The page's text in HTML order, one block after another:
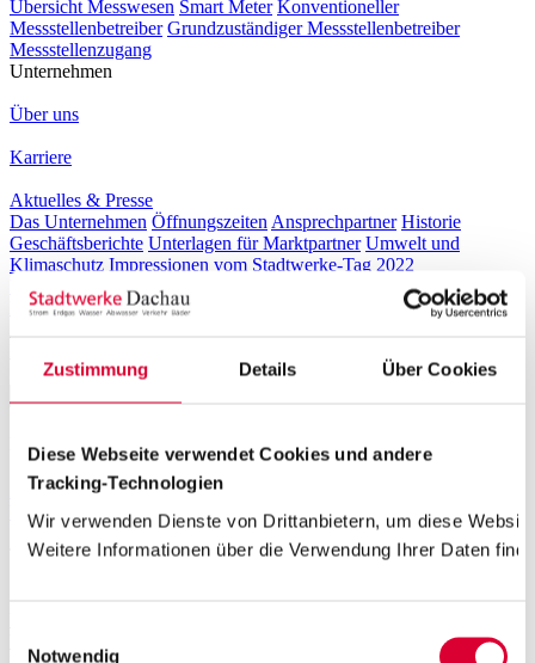
Zustimmung Details Über Cookies
Diese Webseite verwendet Cookies und andere
Tracking-Technologien
Wir verwenden Dienste von Drittanbietern, um diese
Weitere Informationen über die Verwendung Ihrer Daten
Notwendig
Übersicht Messwesen Smart Meter Konventioneller
Messstellenbetreiber Grundzuständiger Messstellenbetreiber
Messstellenzugang
Unternehmen
Über uns
Karriere
Aktuelles & Presse
Das Unternehmen Öffnungszeiten Ansprechpartner Historie
Geschäftsberichte Unterlagen für Marktpartner Umwelt und
Klimaschutz Impressionen vom Stadtwerke-Tag 2022
Übersicht Karriere
Stellenangebote
Initiativbewerbung
Praktika
Häufig gesuchte Themen
Preisliste Freibad und Familienbad
Vorteilskarte
Tarife & Angebote
Sonnenkraft für